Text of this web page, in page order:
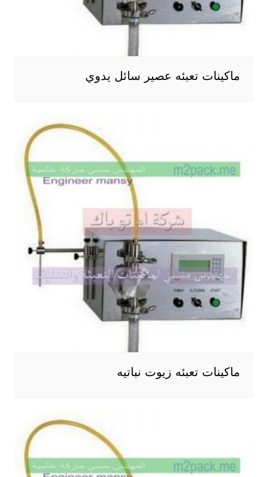
ماكينات تعبئه عصير سائل يدوي
ماكينات تعبئه زيوت نباتيه